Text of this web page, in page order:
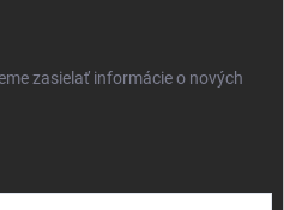
zasielať informácie o nových